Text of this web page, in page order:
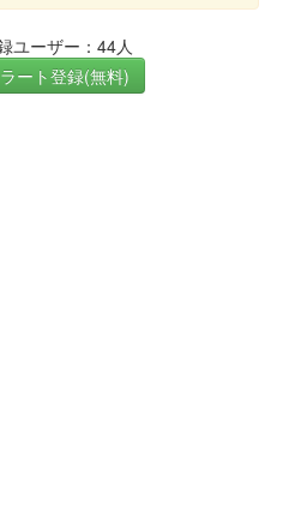
ユーザー：44人
ート登録(無料)